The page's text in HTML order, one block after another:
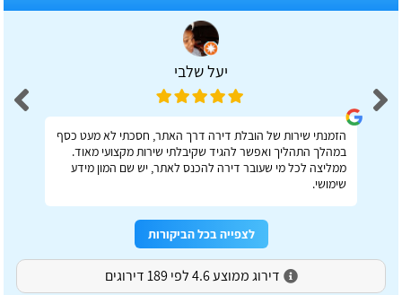
יעל שלבי
הזמנתי שירות של הובלת דירה דרך האתר, חסכתי לא מעט כסף
במהלך התהליך ואפשר להגיד שקיבלתי שירות מקצועי מאוד.
ממליצה לכל מי שעובר דירה להכנס לאתר, יש שם המון מידע
שימושי.
לצפייה בכל הביקורות
דירוג ממוצע 4.6 לפי 189 דירוגים